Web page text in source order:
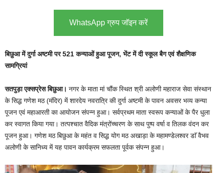
WhatsApp ग्रुप जॉइन करें
बिछुआ में दुर्गा अष्टमी पर 521 कन्याओं हुआ पूजन, भेंट में दी स्कूल बैग एवं शैक्षणिक
सामग्रियां
सतपुड़ा एक्सप्रेस बिछुआ। नगर के माता मां चौंक स्थित श्री अलोणी महाराज सेवा संस्थान
के सिद्ध गणेश मठ (मंदिर) में शारदेय नवरात्रि की दुर्गा अष्टमी के पावन अवसर भव्य कन्या
पूजन एवं महाआरती का आयोजन संपन्न हुआ। सर्वप्रथम माता स्वरूप कन्याओं के पैर धुला
कर स्वागत किया गया। तत्पश्चात वैदिक मंत्रोंच्चरण के साथ पुष्प वर्षा व तिलक वंदन कर
पूजन हुआ। गणेश मठ बिछुआ के महंत व सिद्ध योग मठ अखाड़ा के महामण्डेलश्वर डाॅ वैभव
अलोणी के सानिध्य में यह पावन कार्यक्रम सफलता पूर्वक संपन्न हुआ।